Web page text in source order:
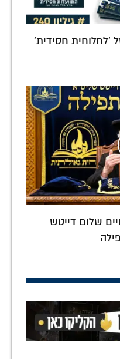
שגרה: גיליון 240 של 'לחלוחית חסידית'
שלום דייטש